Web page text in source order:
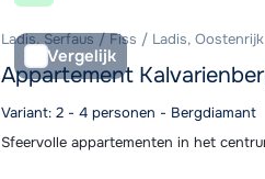
Vergelijk
Ladis, Serfaus / Fiss / Ladis, Oostenrijk
Appartement
Variant: 2 - 4 personen - Bergdiamant
Sfeervolle appartementen in het